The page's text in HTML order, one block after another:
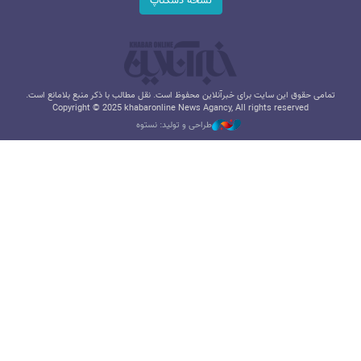
تمامی حقوق این سایت برای خبرآنلاین محفوظ است. نقل مطالب با ذکر منبع بلامانع است.
Copyright © 2025 khabaronline News Agancy, All rights reserved
طراحی و تولید: نستوه